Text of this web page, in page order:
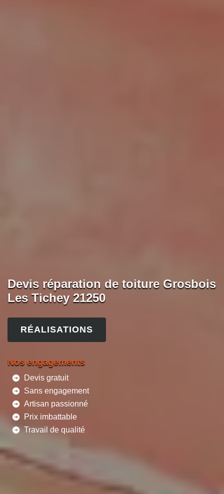
Devis réparation de toiture Grosbois
Les Tichey 21250
RÉALISATIONS
Nos engagements
Devis gratuit
Sans engagement
Artisan passionné
Prix imbattable
Travail de qualité